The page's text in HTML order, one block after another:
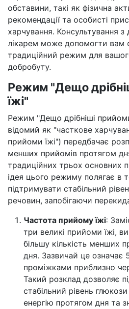
обставини, такі як фізична
рекомендації та особисті
харчування. Консультування з
лікарем може допомогти вам
традиційний режим для
добробуту.
Режим "Дещо
їжі"
Режим "Дещо дрібніші
відомий як "часткове
прийоми їжі") передбачає
менших прийомів протягом
традиційних трьох основних
ідея цього режиму полягає в
підтримувати стабільний
речовин, запобігаючи
Частота прийому їжі:
три великі прийоми їжі, ви
більшу кількість менших
дня. Зазвичай це означає
проміжками приблизно
Такий розклад дозволяє
стабільний рівень
енергію протягом дня та